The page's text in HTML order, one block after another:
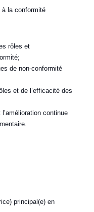
la conformité
rôles et
de non-conformité
et de l’efficacité des
continue
principal(e) en